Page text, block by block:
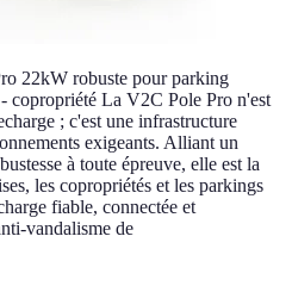
22kW robuste pour parking
copropriété La V2C Pole Pro n'est
; c'est une infrastructure
exigeants. Alliant un
à toute épreuve, elle est la
les copropriétés et les parkings
fiable, connectée et
vandalisme de